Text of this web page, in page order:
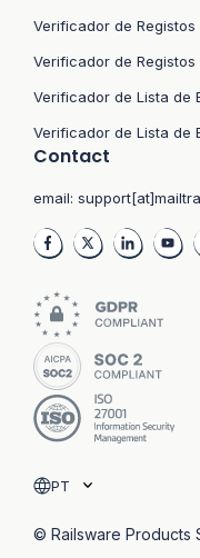
Verificador de Registos
Verificador de Registos
Verificador de Lista de
Verificador de Lista de
Contact
email:
PT
© Railsware Products